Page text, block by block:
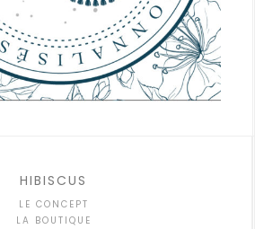
HIBISCUS
LE CONCEPT
LA BOUTIQUE